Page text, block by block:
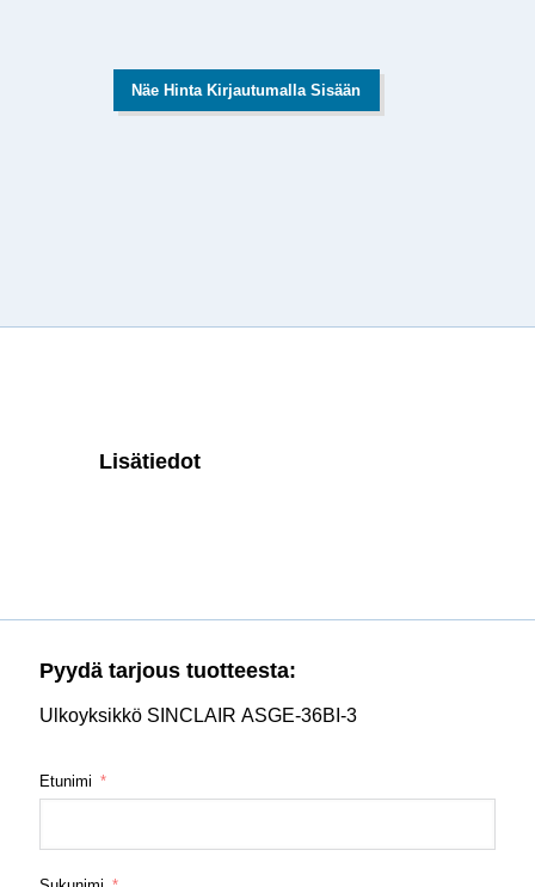
Näe Hinta Kirjautumalla Sisään
Lisätiedot
Pyydä tarjous tuotteesta:
Ulkoyksikkö SINCLAIR ASGE-36BI-3
Etunimi